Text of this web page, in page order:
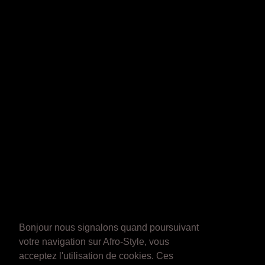
Bonjour nous signalons quand poursuivant
votre navigation sur Afro-Style, vous
acceptez l'utilisation de cookies. Ces